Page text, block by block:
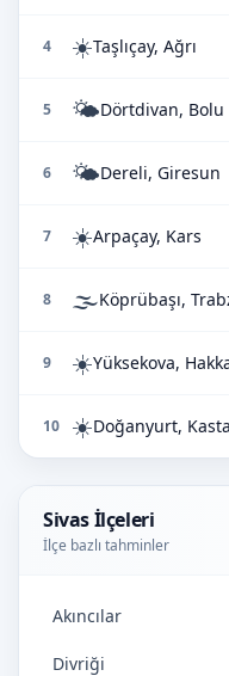
4 ☀️Taşlıçay, Ağrı
5 🌤️Dörtdivan, Bolu
6 🌤️Dereli, Giresun
7 ☀️Arpaçay, Kars
8 🌫️Köprübaşı,
9 ☀️Yüksekova,
10 ☀️Doğanyurt,
Sivas İlçeleri
İlçe bazlı tahminler
Akıncılar
Divriği